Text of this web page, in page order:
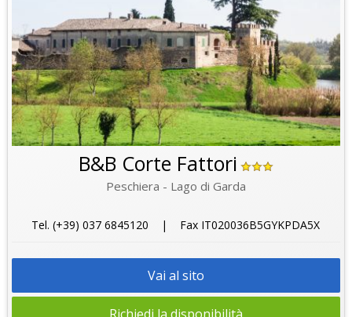
B&B Corte Fattori
Peschiera - Lago di Garda
Tel. (+39) 037 6845120 | Fax IT020036B5GYKPDA5X
Vai al sito